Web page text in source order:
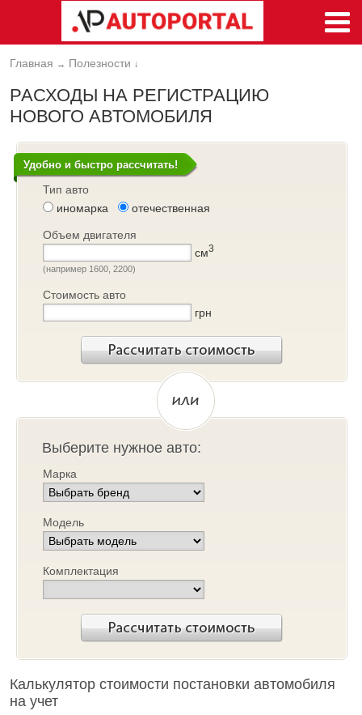
Главная → Полезности ↓
РАСХОДЫ НА РЕГИСТРАЦИЮ
НОВОГО АВТОМОБИЛЯ
Удобно и быстро рассчитать!
Тип авто
иномарка
отечественная
Объем двигателя
см3
(например 1600, 2200)
Стоимость авто
грн
Выберите нужное авто:
Марка
Модель
Комплектация
Калькулятор стоимости постановки автомобиля
на учет